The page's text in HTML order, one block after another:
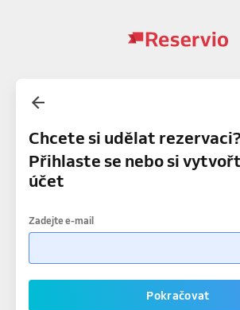
Chcete si udělat
Přihlaste se nebo si
účet
Zadejte e-mail
Pokračovat